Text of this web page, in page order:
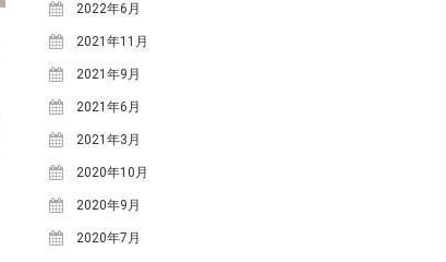
2022年6月
2021年11月
2021年9月
2021年6月
2021年3月
2020年10月
2020年9月
2020年7月